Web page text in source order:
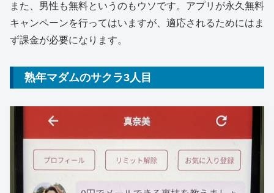
また、男性も無料というのもウソです。アプリが永久無料
キャンペーンを行ってはいますが、適応されるためにはま
ず課金が必要になります。
熟年マダムのサクラ3人目